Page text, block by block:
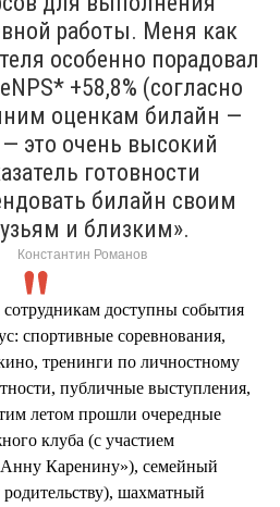
работы. Меня как
особенно порадовал
+58,8% (согласно
оценкам билайн —
это очень высокий
готовности
билайн своим
и близким».
Константин Романов
доступны события
спортивные соревнования,
тренинги по личностному
публичные выступления,
летом прошли очередные
клуба (с участием
Каренину»), семейный
шахматный